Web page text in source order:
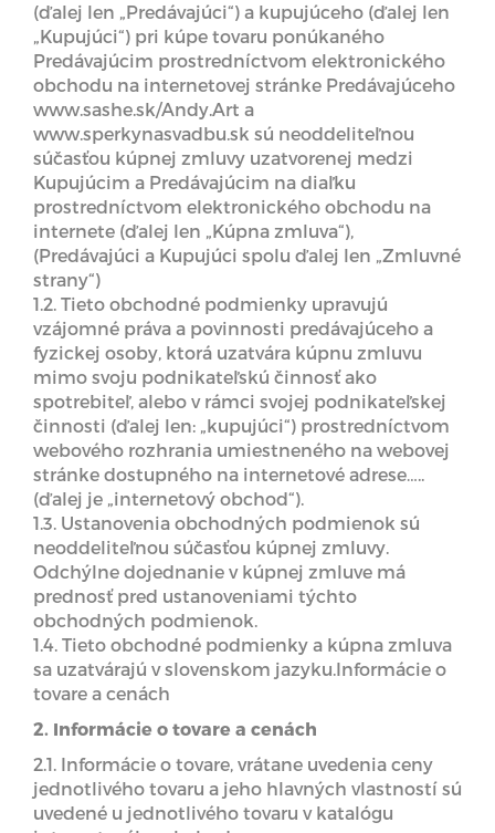
(ďalej len „Predávajúci“) a kupujúceho (ďalej len
„Kupujúci“) pri kúpe tovaru ponúkaného
Predávajúcim prostredníctvom elektronického
obchodu na internetovej stránke Predávajúceho
www.sashe.sk/Andy.Art a
www.sperkynasvadbu.sk sú neoddeliteľnou
súčasťou kúpnej zmluvy uzatvorenej medzi
Kupujúcim a Predávajúcim na diaľku
prostredníctvom elektronického obchodu na
internete (ďalej len „Kúpna zmluva“),
(Predávajúci a Kupujúci spolu ďalej len „Zmluvné
strany“)
1.2. Tieto obchodné podmienky upravujú
vzájomné práva a povinnosti predávajúceho a
fyzickej osoby, ktorá uzatvára kúpnu zmluvu
mimo svoju podnikateľskú činnosť ako
spotrebiteľ, alebo v rámci svojej podnikateľskej
činnosti (ďalej len: „kupujúci“) prostredníctvom
webového rozhrania umiestneného na webovej
stránke dostupného na internetové adrese…..
(ďalej je „internetový obchod“).
1.3. Ustanovenia obchodných podmienok sú
neoddeliteľnou súčasťou kúpnej zmluvy.
Odchýlne dojednanie v kúpnej zmluve má
prednosť pred ustanoveniami týchto
obchodných podmienok.
1.4. Tieto obchodné podmienky a kúpna zmluva
sa uzatvárajú v slovenskom jazyku.Informácie o
tovare a cenách
2. Informácie o tovare a cenách
2.1. Informácie o tovare, vrátane uvedenia ceny
jednotlivého tovaru a jeho hlavných vlastností sú
uvedené u jednotlivého tovaru v katalógu